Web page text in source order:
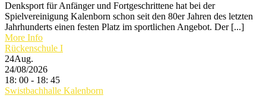
Denksport für Anfänger und Fortgeschrittene hat bei der
Spielvereinigung Kalenborn schon seit den 80er Jahren des letzten
Jahrhunderts einen festen Platz im sportlichen Angebot. Der [...]
More Info
Rückenschule I
24Aug.
24/08/2026
18: 00 - 18: 45
Swistbachhalle Kalenborn